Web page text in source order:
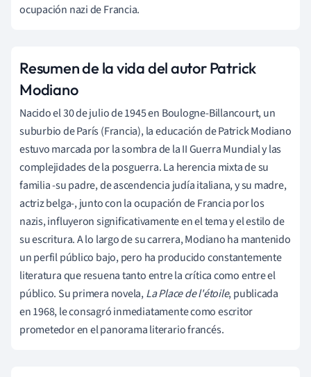
ocupación nazi de Francia.
Resumen de la vida del autor Patrick
Modiano
Nacido el 30 de julio de 1945 en Boulogne-Billancourt, un
suburbio de París (Francia), la educación de Patrick Modiano
estuvo marcada por la sombra de la II Guerra Mundial y las
complejidades de la posguerra. La herencia mixta de su
familia -su padre, de ascendencia judía italiana, y su madre,
actriz belga-, junto con la ocupación de Francia por los
nazis, influyeron significativamente en el tema y el estilo de
su escritura. A lo largo de su carrera, Modiano ha mantenido
un perfil público bajo, pero ha producido constantemente
literatura que resuena tanto entre la crítica como entre el
público. Su primera novela,La Place de l'étoile, publicada
en 1968, le consagró inmediatamente como escritor
prometedor en el panorama literario francés.